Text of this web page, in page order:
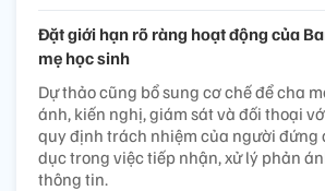
Đặt giới hạn rõ ràng hoạt động của
mẹ học sinh
Dự thảo cũng bổ sung cơ chế để cha
ánh, kiến nghị, giám sát và đối thoại
quy định trách nhiệm của người đứng
dục trong việc tiếp nhận, xử lý phản
thông tin.